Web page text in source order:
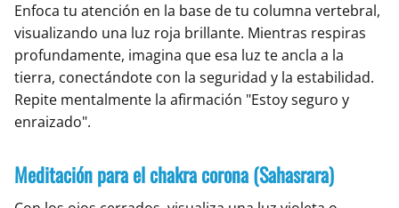
Enfoca tu atención en la base de tu columna vertebral,
visualizando una luz roja brillante. Mientras respiras
profundamente, imagina que esa luz te ancla a la
tierra, conectándote con la seguridad y la estabilidad.
Repite mentalmente la afirmación "Estoy seguro y
enraizado".
Meditación para el chakra corona (Sahasrara)